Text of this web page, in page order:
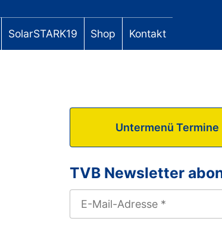
SolarSTARK19 Shop Kontakt
Untermenü Termine
TVB Newsletter